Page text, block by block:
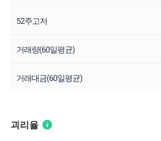
52주고저
거래량(60일평균)
거래대금(60일평균)
괴리율 info